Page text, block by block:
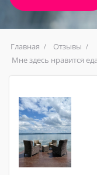
Главная
Отзывы
Мне здесь нравится